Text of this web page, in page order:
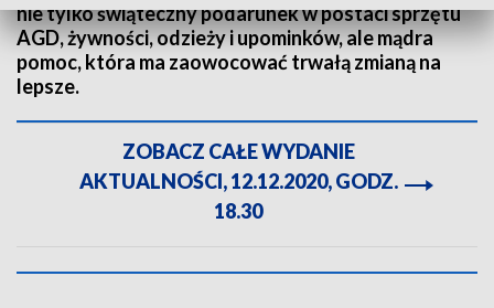
nie tylko świąteczny podarunek w postaci sprzętu
AGD, żywności, odzieży i upominków, ale mądra
pomoc, która ma zaowocować trwałą zmianą na
lepsze.
ZOBACZ CAŁE WYDANIE
AKTUALNOŚCI, 12.12.2020, GODZ.
18.30